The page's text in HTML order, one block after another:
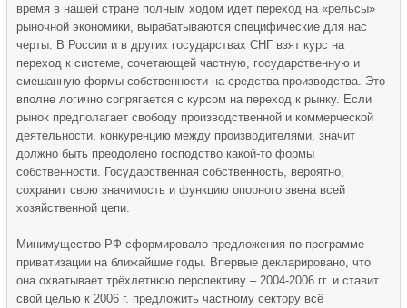
время в нашей стране полным ходом идёт переход на «рельсы»
рыночной экономики, вырабатываются специфические для нас
черты. В России и в других государствах СНГ взят курс на
переход к системе, сочетающей частную, государственную и
смешанную формы собственности на средства производства. Это
вполне логично сопрягается с курсом на переход к рынку. Если
рынок предполагает свободу производственной и коммерческой
деятельности, конкуренцию между производителями, значит
должно быть преодолено господство какой-то формы
собственности. Государственная собственность, вероятно,
сохранит свою значимость и функцию опорного звена всей
хозяйственной цепи.
Минимущество РФ сформировало предложения по программе
приватизации на ближайшие годы. Впервые декларировано, что
она охватывает трёхлетнюю перспективу – 2004-2006 гг. и ставит
свой целью к 2006 г. предложить частному сектору всё